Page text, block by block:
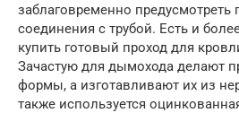
заблаговременно предусмотреть
соединения с трубой. Есть и
купить готовый проход для
Зачастую для дымохода делают
формы, а изготавливают их из
также используется